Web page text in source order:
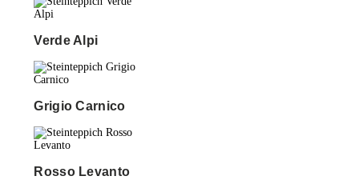
Verde Alpi
Grigio Carnico
Rosso Levanto